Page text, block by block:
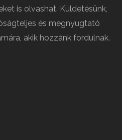
is olvashat. Küldetésünk,
és megnyugtató
akik hozzánk fordulnak.